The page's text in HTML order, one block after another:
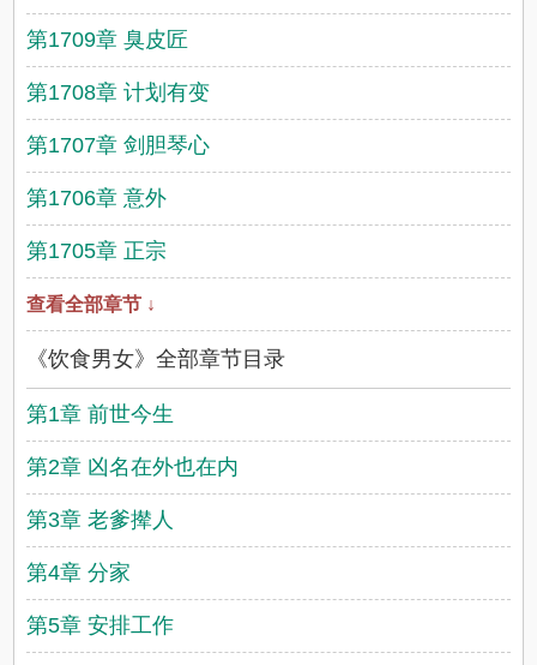
第1709章 臭皮匠
第1708章 计划有变
第1707章 剑胆琴心
第1706章 意外
第1705章 正宗
查看全部章节 ↓
《饮食男女》全部章节目录
第1章 前世今生
第2章 凶名在外也在内
第3章 老爹撵人
第4章 分家
第5章 安排工作